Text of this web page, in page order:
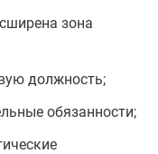
зона
должность;
обязанности;